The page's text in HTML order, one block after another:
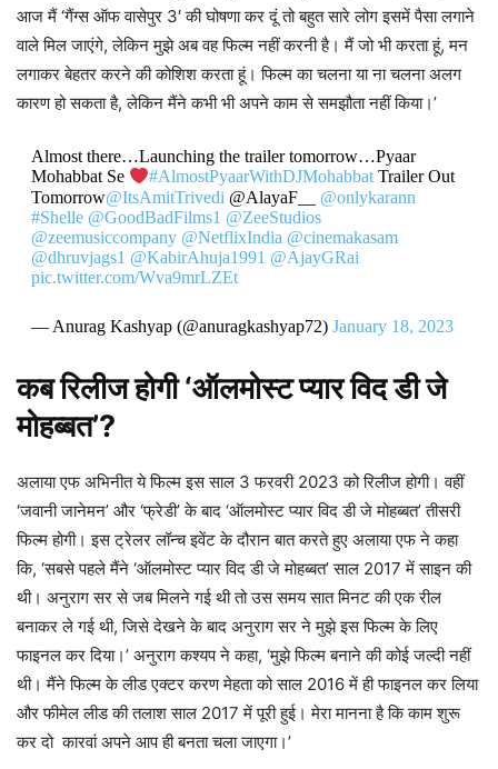
आज मैं ‘गैंग्स ऑफ वासेपुर 3′ की घोषणा कर दूं तो बहुत सारे लोग इसमें पैसा लगाने
वाले मिल जाएंगे, लेकिन मुझे अब वह फिल्म नहीं करनी है। मैं जो भी करता हूं, मन
लगाकर बेहतर करने की कोशिश करता हूं। फिल्म का चलना या ना चलना अलग
कारण हो सकता है, लेकिन मैंने कभी भी अपने काम से समझौता नहीं किया।’
Almost there…Launching the trailer tomorrow…Pyaar
Mohabbat Se
#AlmostPyaarWithDJMohabbatTrailer Out
Tomorrow@ItsAmitTrivedi @AlayaF__ @onlykarann
#Shelle @GoodBadFilms1 @ZeeStudios
@zeemusiccompany @NetflixIndia @cinemakasam
@dhruvjags1 @KabirAhuja1991 @AjayGRai
pic.twitter.com/Wva9mrLZEt
— Anurag Kashyap (@anuragkashyap72) January 18, 2023
कब रिलीज होगी ‘ऑलमोस्ट प्यार विद डी जे
मोहब्बत’?
अलाया एफ अभिनीत ये फिल्म इस साल 3 फरवरी 2023 को रिलीज होगी। वहीं
‘जवानी जानेमन’ और ‘फ्रेडी’ के बाद ‘ऑलमोस्ट प्यार विद डी जे मोहब्बत’ तीसरी
फिल्म होगी। इस ट्रेलर लॉन्च इवेंट के दौरान बात करते हुए अलाया एफ ने कहा
कि, ‘सबसे पहले मैंने ‘ऑलमोस्ट प्यार विद डी जे मोहब्बत’ साल 2017 में साइन की
थी। अनुराग सर से जब मिलने गई थी तो उस समय सात मिनट की एक रील
बनाकर ले गई थी, जिसे देखने के बाद अनुराग सर ने मुझे इस फिल्म के लिए
फाइनल कर दिया।’ अनुराग कश्यप ने कहा, ‘मुझे फिल्म बनाने की कोई जल्दी नहीं
थी। मैंने फिल्म के लीड एक्टर करण मेहता को साल 2016 में ही फाइनल कर लिया
और फीमेल लीड की तलाश साल 2017 में पूरी हुई। मेरा मानना है कि काम शुरू
कर दो कारवां अपने आप ही बनता चला जाएगा।’